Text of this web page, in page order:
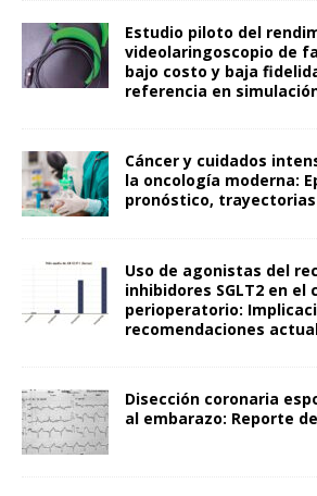
Estudio piloto del
videolaringoscopio de
bajo costo y baja
referencia en
Cáncer y cuidados
la oncología moderna:
pronóstico, trayectorias
Uso de agonistas del
inhibidores SGLT2 en el
perioperatorio:
recomendaciones
Disección coronaria
al embarazo: Reporte